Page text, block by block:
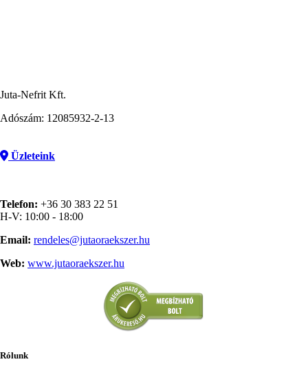
Juta-Nefrit Kft.
Adószám: 12085932-2-13
Üzleteink
Telefon: +36 30 383 22 51
H-V: 10:00 - 18:00
Email: rendeles@jutaoraekszer.hu
Web: www.jutaoraekszer.hu
Rólunk